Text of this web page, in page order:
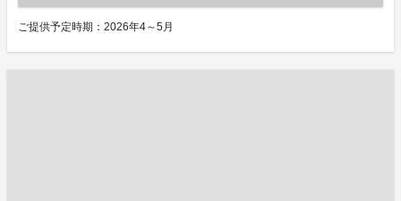
ご提供予定時期：2026年4～5月